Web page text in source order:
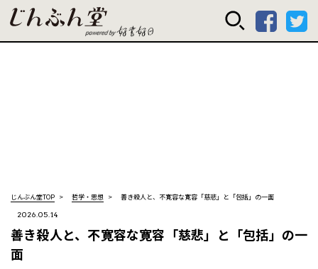
じんぶん堂
じんぶん堂TOP 哲学・思想 善き殺人と、不寛容な寛容――「慈悲」と「包括」の一面
2026.05.14
善き殺人と、不寛容な寛容――「慈悲」と「包括」の一
面